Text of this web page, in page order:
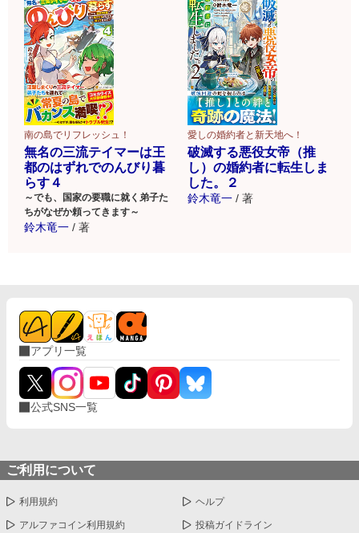
南の島でリフレッシュ！
無名の三流テイマーは王
都のはずれでのんびり暮
らす４
～でも、国家の要職に就く弟子た
ちがなぜか頼ってきます～
鈴木竜一 / 著
愛しの婚約者と新天地へ！
破滅する悪役女帝（推
し）の婚約者に転生しま
した。２
鈴木竜一 / 著
アプリ一覧
公式SNS一覧
ご利用について
利用規約 ヘルプ
アルファコイン利用規約 投稿ガイドライン